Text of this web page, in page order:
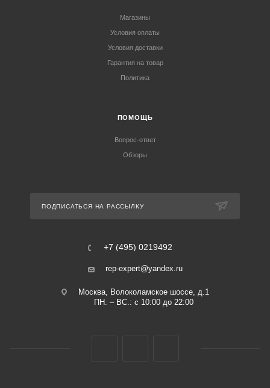
Магазины
Условия оплаты
Условия доставки
Гарантия на товар
Политика
ПОМОЩЬ
Вопрос-ответ
Обзоры
ПОДПИСАТЬСЯ НА РАССЫЛКУ
+7 (495) 0219492
rep-expert@yandex.ru
Москва, Волоколамское шоссе, д.1
ПН. – ВС.: с 10:00 до 22:00